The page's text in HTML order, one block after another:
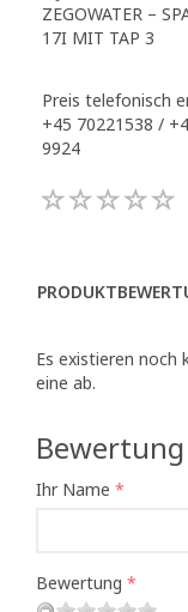
ZEGOWATER –
17I MIT TAP 3
Preis telefonisch
+45 70221538 /
9924
Es existieren noch
eine ab.
Ihr Name
Bewertung